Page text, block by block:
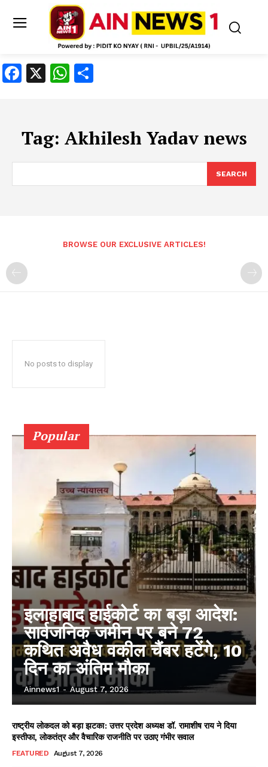
Facebook
X WhatsApp
Tag: Akhilesh Yadav news
SEARCH
BROWSE OUR EXCLUSIVE ARTICLES!
No posts to display
Popular
इलाहाबाद हाईकोर्ट का बड़ा आदेश:
सार्वजनिक जमीन पर बने 72
कथित अवैध वकील चैंबर हटेंगे, 10
दिन का अंतिम मौका
Ainnews1 - August 7, 2026
राष्ट्रीय लोकदल को बड़ा झटका: उत्तर प्रदेश अध्यक्ष डॉ. रामाशीष राय ने दिया
इस्तीफा, लोकतंत्र और वैचारिक राजनीति पर उठाए गंभीर सवाल
FEATURED August 7, 2026